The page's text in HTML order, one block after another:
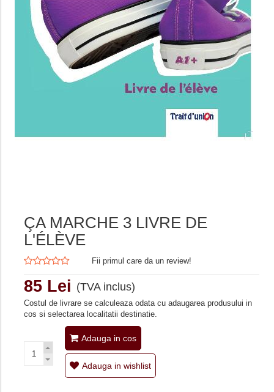
ÇA MARCHE 3 LIVRE DE
L'ÉLÈVE
Fii primul care da un review!
85 Lei (TVA inclus)
Costul de livrare se calculeaza odata cu adaugarea produsului in
cos si selectarea localitatii destinatie.
Adauga in cos
Adauga in wishlist